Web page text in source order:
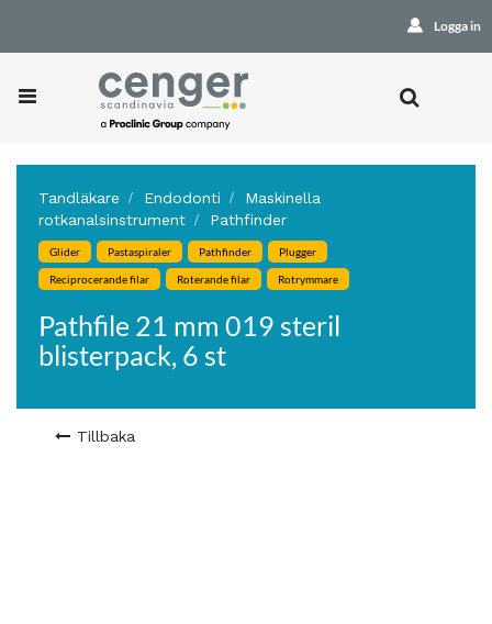
Logga in
Tandläkare Endodonti
Maskinella
rotkanalsinstrument
Pathfinder
Glider Pastaspiraler Pathfinder Plugger
Reciprocerande filar Roterande filar Rotrymmare
Pathfile 21 mm 019 steril
blisterpack, 6 st
Tillbaka